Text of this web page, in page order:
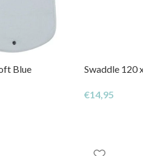
Blue Swaddle 120
€14,95